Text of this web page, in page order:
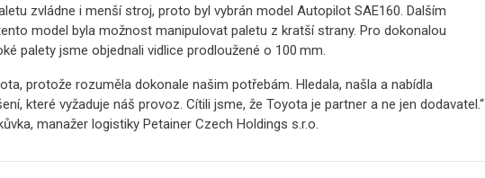
zvládne i menší stroj, proto byl vybrán model Autopilot SAE160. Dalším
model byla možnost manipulovat paletu z kratší strany. Pro dokonalou
palety jsme objednali vidlice prodloužené o 100 mm.
protože rozuměla dokonale našim potřebám. Hledala, našla a nabídla
které vyžaduje náš provoz. Cítili jsme, že Toyota je partner a ne jen dodavatel.“
manažer logistiky Petainer Czech Holdings s.r.o.